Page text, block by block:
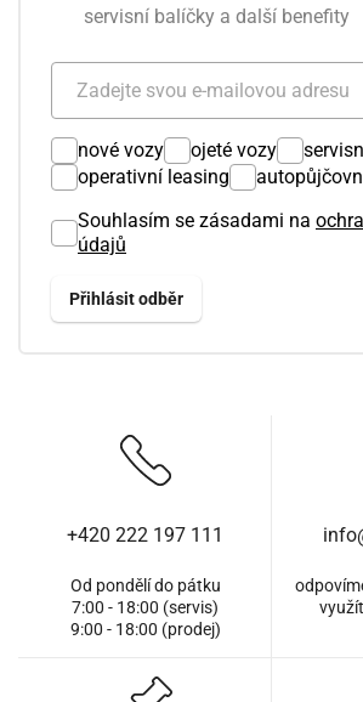
servisní balíčky a další benefity
nové vozy ojeté vozy
operativní leasing
Souhlasím se zásadami na
údajů
+420 222 197 111
Od pondělí do pátku
7:00 - 18:00 (servis)
9:00 - 18:00 (prodej)